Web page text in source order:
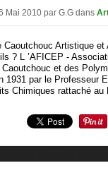
Mai 2010 par G.G dans
? L ’AFICEP -
Caoutchouc et des
1931 par le Professeur
Chimiques rattaché au